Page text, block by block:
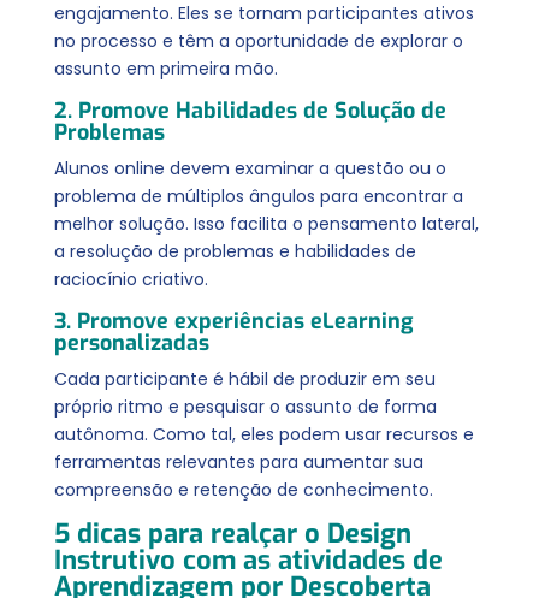
engajamento. Eles se tornam participantes ativos
no processo e têm a oportunidade de explorar o
assunto em primeira mão.
2. Promove Habilidades de Solução de
Problemas
Alunos online devem examinar a questão ou o
problema de múltiplos ângulos para encontrar a
melhor solução. Isso facilita o pensamento lateral,
a resolução de problemas e habilidades de
raciocínio criativo.
3. Promove experiências eLearning
personalizadas
Cada participante é hábil de produzir em seu
próprio ritmo e pesquisar o assunto de forma
autônoma. Como tal, eles podem usar recursos e
ferramentas relevantes para aumentar sua
compreensão e retenção de conhecimento.
5 dicas para realçar o Design
Instrutivo com as atividades de
Aprendizagem por Descoberta